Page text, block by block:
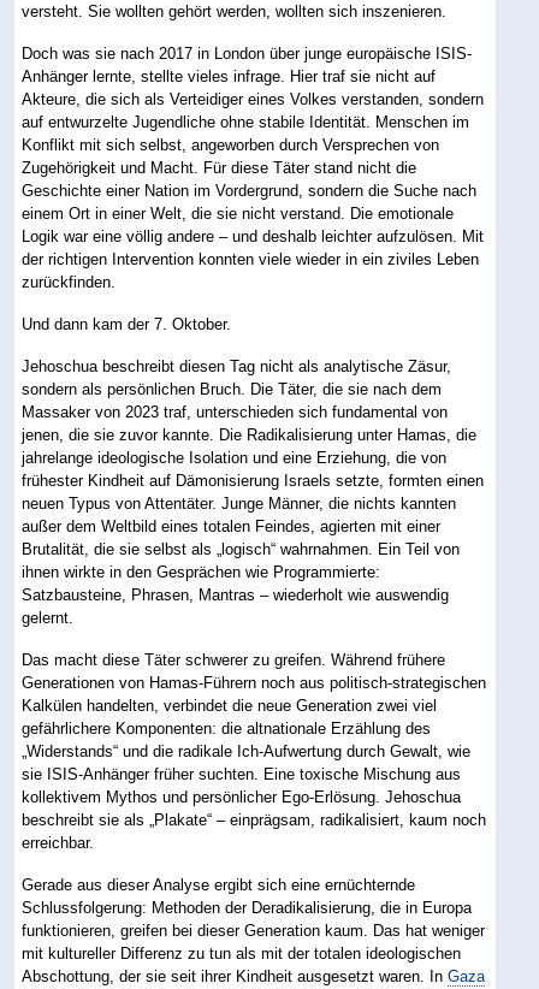
versteht. Sie wollten gehört werden, wollten sich inszenieren.
Doch was sie nach 2017 in London über junge europäische ISIS-
Anhänger lernte, stellte vieles infrage. Hier traf sie nicht auf
Akteure, die sich als Verteidiger eines Volkes verstanden, sondern
auf entwurzelte Jugendliche ohne stabile Identität. Menschen im
Konflikt mit sich selbst, angeworben durch Versprechen von
Zugehörigkeit und Macht. Für diese Täter stand nicht die
Geschichte einer Nation im Vordergrund, sondern die Suche nach
einem Ort in einer Welt, die sie nicht verstand. Die emotionale
Logik war eine völlig andere – und deshalb leichter aufzulösen. Mit
der richtigen Intervention konnten viele wieder in ein ziviles Leben
zurückfinden.
Und dann kam der 7. Oktober.
Jehoschua beschreibt diesen Tag nicht als analytische Zäsur,
sondern als persönlichen Bruch. Die Täter, die sie nach dem
Massaker von 2023 traf, unterschieden sich fundamental von
jenen, die sie zuvor kannte. Die Radikalisierung unter Hamas, die
jahrelange ideologische Isolation und eine Erziehung, die von
frühester Kindheit auf Dämonisierung Israels setzte, formten einen
neuen Typus von Attentäter. Junge Männer, die nichts kannten
außer dem Weltbild eines totalen Feindes, agierten mit einer
Brutalität, die sie selbst als „logisch“ wahrnahmen. Ein Teil von
ihnen wirkte in den Gesprächen wie Programmierte:
Satzbausteine, Phrasen, Mantras – wiederholt wie auswendig
gelernt.
Das macht diese Täter schwerer zu greifen. Während frühere
Generationen von Hamas-Führern noch aus politisch-strategischen
Kalkülen handelten, verbindet die neue Generation zwei viel
gefährlichere Komponenten: die altnationale Erzählung des
„Widerstands“ und die radikale Ich-Aufwertung durch Gewalt, wie
sie ISIS-Anhänger früher suchten. Eine toxische Mischung aus
kollektivem Mythos und persönlicher Ego-Erlösung. Jehoschua
beschreibt sie als „Plakate“ – einprägsam, radikalisiert, kaum noch
erreichbar.
Gerade aus dieser Analyse ergibt sich eine ernüchternde
Schlussfolgerung: Methoden der Deradikalisierung, die in Europa
funktionieren, greifen bei dieser Generation kaum. Das hat weniger
mit kultureller Differenz zu tun als mit der totalen ideologischen
Abschottung, der sie seit ihrer Kindheit ausgesetzt waren. InGaza